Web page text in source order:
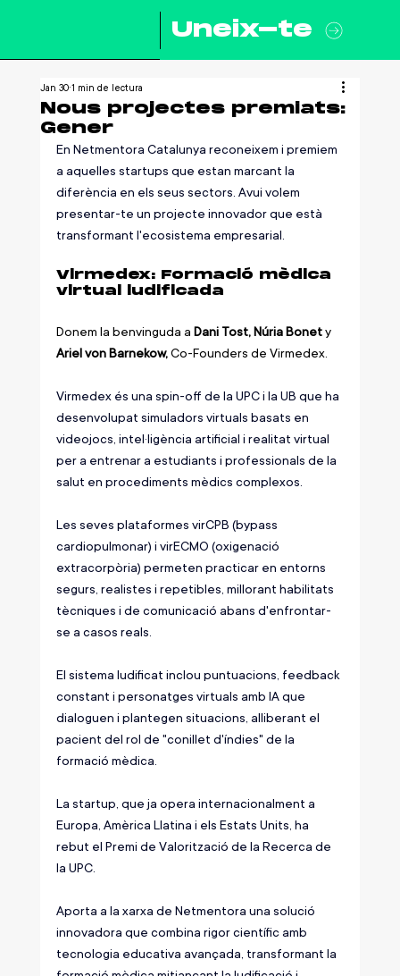
Uneix-te
Nous projectes premiats:
Gener
Jan 30 1 min de lectura
En Netmentora Catalunya reconeixem i premiem
a aquelles startups que estan marcant la
diferència en els seus sectors. Avui volem
presentar-te un projecte innovador que està
transformant l'ecosistema empresarial.
Virmedex: Formació mèdica
virtual ludificada
Donem la benvinguda a Dani Tost, Núria Bonet y
Ariel von Barnekow, Co-Founders de Virmedex.
Virmedex és una spin-off de la UPC i la UB que ha
desenvolupat simuladors virtuals basats en
videojocs, intel·ligència artificial i realitat virtual
per a entrenar a estudiants i professionals de la
salut en procediments mèdics complexos.
Les seves plataformes virCPB (bypass
cardiopulmonar) i virECMO (oxigenació
extracorpòria) permeten practicar en entorns
segurs, realistes i repetibles, millorant habilitats
tècniques i de comunicació abans d'enfrontar-
se a casos reals.
El sistema ludificat inclou puntuacions, feedback
constant i personatges virtuals amb IA que
dialoguen i plantegen situacions, alliberant el
pacient del rol de "conillet d'índies" de la
formació mèdica.
La startup, que ja opera internacionalment a
Europa, Amèrica Llatina i els Estats Units, ha
rebut el Premi de Valorització de la Recerca de
la UPC.
Aporta a la xarxa de Netmentora una solució
innovadora que combina rigor científic amb
tecnologia educativa avançada, transformant la